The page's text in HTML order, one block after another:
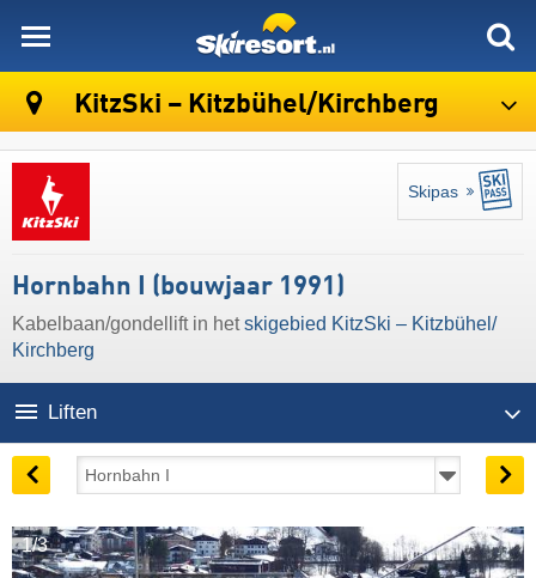
KitzSki – Kitzbühel/​Kirchberg
Skipas
Hornbahn I (bouwjaar 1991)
Kabelbaan/gondellift in hetskigebied KitzSki – Kitzbühel/​
Kirchberg
Liften
1/3